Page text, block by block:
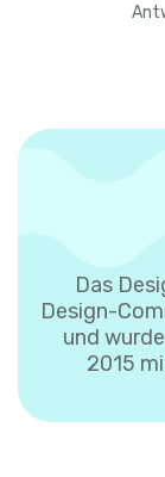
Das
Design-
und
2015